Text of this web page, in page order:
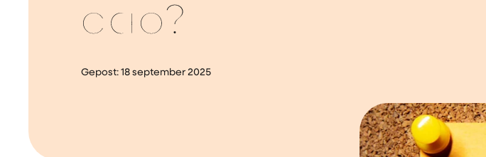
cao?
Gepost: 18 september 2025